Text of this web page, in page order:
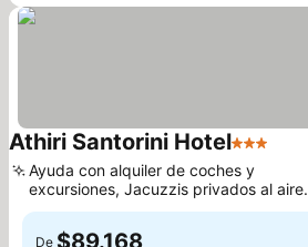
Athiri Santorini Hotel3 Estrellas
Ayuda con alquiler de coches y
excursiones, Jacuzzis privados al aire
libre en las habitaciones
De $89.168